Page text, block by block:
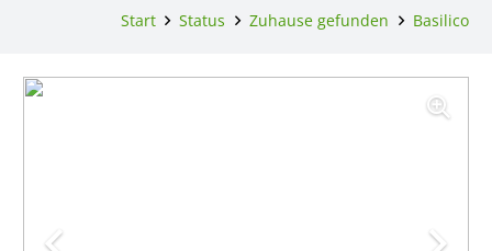
Start Status Zuhause gefunden Basilico